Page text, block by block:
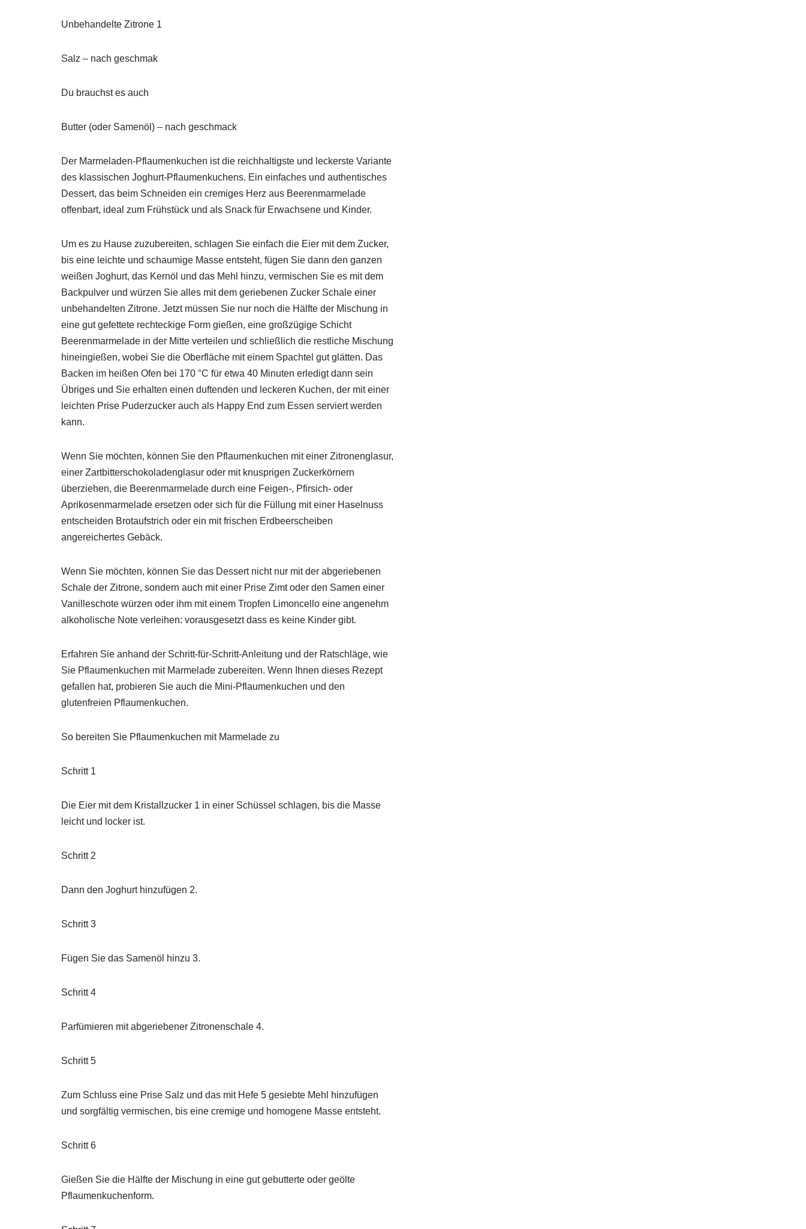
Unbehandelte Zitrone 1
Salz – nach geschmak
Du brauchst es auch
Butter (oder Samenöl) – nach geschmack
Der Marmeladen-Pflaumenkuchen ist die reichhaltigste und leckerste Variante
des klassischen Joghurt-Pflaumenkuchens. Ein einfaches und authentisches
Dessert, das beim Schneiden ein cremiges Herz aus Beerenmarmelade
offenbart, ideal zum Frühstück und als Snack für Erwachsene und Kinder.
Um es zu Hause zuzubereiten, schlagen Sie einfach die Eier mit dem Zucker,
bis eine leichte und schaumige Masse entsteht, fügen Sie dann den ganzen
weißen Joghurt, das Kernöl und das Mehl hinzu, vermischen Sie es mit dem
Backpulver und würzen Sie alles mit dem geriebenen Zucker Schale einer
unbehandelten Zitrone. Jetzt müssen Sie nur noch die Hälfte der Mischung in
eine gut gefettete rechteckige Form gießen, eine großzügige Schicht
Beerenmarmelade in der Mitte verteilen und schließlich die restliche Mischung
hineingießen, wobei Sie die Oberfläche mit einem Spachtel gut glätten. Das
Backen im heißen Ofen bei 170 °C für etwa 40 Minuten erledigt dann sein
Übriges und Sie erhalten einen duftenden und leckeren Kuchen, der mit einer
leichten Prise Puderzucker auch als Happy End zum Essen serviert werden
kann.
Wenn Sie möchten, können Sie den Pflaumenkuchen mit einer Zitronenglasur,
einer Zartbitterschokoladenglasur oder mit knusprigen Zuckerkörnern
überziehen, die Beerenmarmelade durch eine Feigen-, Pfirsich- oder
Aprikosenmarmelade ersetzen oder sich für die Füllung mit einer Haselnuss
entscheiden Brotaufstrich oder ein mit frischen Erdbeerscheiben
angereichertes Gebäck.
Wenn Sie möchten, können Sie das Dessert nicht nur mit der abgeriebenen
Schale der Zitrone, sondern auch mit einer Prise Zimt oder den Samen einer
Vanilleschote würzen oder ihm mit einem Tropfen Limoncello eine angenehm
alkoholische Note verleihen: vorausgesetzt dass es keine Kinder gibt.
Erfahren Sie anhand der Schritt-für-Schritt-Anleitung und der Ratschläge, wie
Sie Pflaumenkuchen mit Marmelade zubereiten. Wenn Ihnen dieses Rezept
gefallen hat, probieren Sie auch die Mini-Pflaumenkuchen und den
glutenfreien Pflaumenkuchen.
So bereiten Sie Pflaumenkuchen mit Marmelade zu
Schritt 1
Die Eier mit dem Kristallzucker 1 in einer Schüssel schlagen, bis die Masse
leicht und locker ist.
Schritt 2
Dann den Joghurt hinzufügen 2.
Schritt 3
Fügen Sie das Samenöl hinzu 3.
Schritt 4
Parfümieren mit abgeriebener Zitronenschale 4.
Schritt 5
Zum Schluss eine Prise Salz und das mit Hefe 5 gesiebte Mehl hinzufügen
und sorgfältig vermischen, bis eine cremige und homogene Masse entsteht.
Schritt 6
Gießen Sie die Hälfte der Mischung in eine gut gebutterte oder geölte
Pflaumenkuchenform.